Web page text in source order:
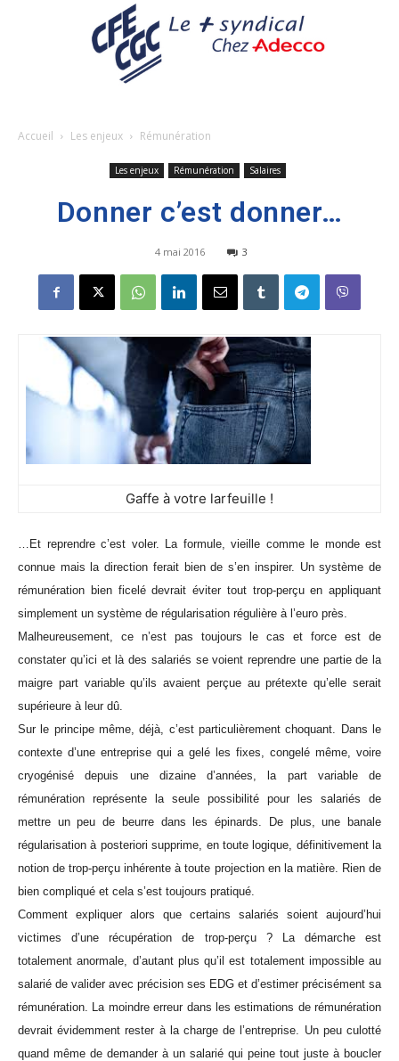
Accueil Les enjeux Rémunération
Les enjeux Rémunération Salaires
Donner c’est donner…
4 mai 2016 3
Gaffe à votre larfeuille !
…Et reprendre c’est voler. La formule, vieille comme le monde est
connue mais la direction ferait bien de s’en inspirer. Un système de
rémunération bien ficelé devrait éviter tout trop-perçu en appliquant
simplement un système de régularisation régulière à l’euro près.
Malheureusement, ce n’est pas toujours le cas et force est de
constater qu’ici et là des salariés se voient reprendre une partie de la
maigre part variable qu’ils avaient perçue au prétexte qu’elle serait
supérieure à leur dû.
Sur le principe même, déjà, c’est particulièrement choquant. Dans le
contexte d’une entreprise qui a gelé les fixes, congelé même, voire
cryogénisé depuis une dizaine d’années, la part variable de
rémunération représente la seule possibilité pour les salariés de
mettre un peu de beurre dans les épinards. De plus, une banale
régularisation à posteriori supprime, en toute logique, définitivement la
notion de trop-perçu inhérente à toute projection en la matière. Rien de
bien compliqué et cela s’est toujours pratiqué.
Comment expliquer alors que certains salariés soient aujourd’hui
victimes d’une récupération de trop-perçu ? La démarche est
totalement anormale, d’autant plus qu’il est totalement impossible au
salarié de valider avec précision ses EDG et d’estimer précisément sa
rémunération. La moindre erreur dans les estimations de rémunération
devrait évidemment rester à la charge de l’entreprise. Un peu culotté
quand même de demander à un salarié qui peine tout juste à boucler